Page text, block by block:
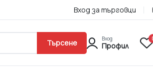
Вход за търговци
Търсене Вход
Профил